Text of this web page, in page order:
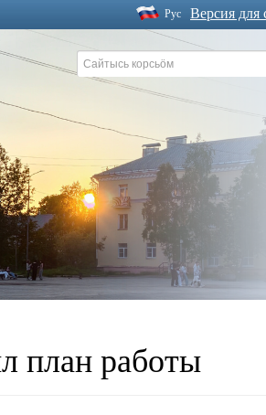
Версия для
Рус
план работы